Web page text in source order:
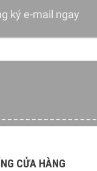
này sẽ làm nổi bật
lượng cao mà
ký e-mail ngay
CỬA HÀNG